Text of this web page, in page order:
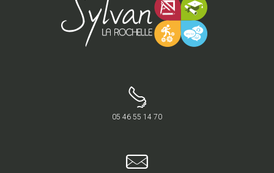
05 46 55 14 70